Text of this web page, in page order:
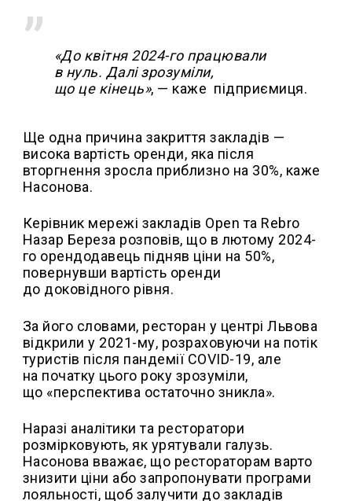
«До квітня 2024-го працювали
в нуль. Далі зрозуміли,
що це кінець», — каже підприємиця.
Ще одна причина закриття закладів —
висока вартість оренди, яка після
вторгнення зросла приблизно на 30%, каже
Насонова.
Керівник мережі закладів Open та Rebro
Назар Береза розповів, що в лютому 2024-
го орендодавець підняв ціни на 50%,
повернувши вартість оренди
до доковідного рівня.
За його словами, ресторан у центрі Львова
відкрили у 2021-му, розраховуючи на потік
туристів після пандемії COVID-19, але
на початку цього року зрозуміли,
що «перспектива остаточно зникла».
Наразі аналітики та ресторатори
розмірковують, як урятували галузь.
Насонова вважає, що рестораторам варто
знизити ціни або запропонувати програми
лояльності, щоб залучити до закладів